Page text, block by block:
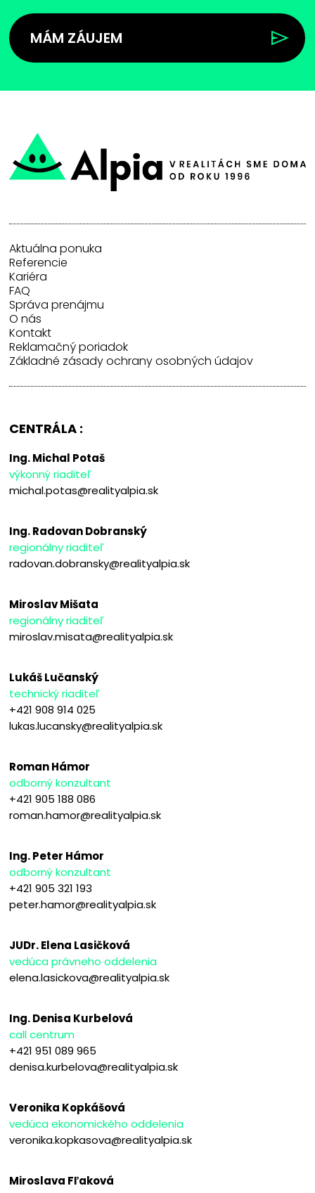
MÁM ZÁUJEM
Aktuálna ponuka
Referencie
Kariéra
FAQ
Správa prenájmu
O nás
Kontakt
Reklamačný poriadok
Základné zásady ochrany osobných údajov
CENTRÁLA :
Ing. Michal Potaš
výkonný riaditeľ
michal.potas@realityalpia.sk
Ing. Radovan Dobranský
regionálny riaditeľ
radovan.dobransky@realityalpia.sk
Miroslav Mišata
regionálny riaditeľ
miroslav.misata@realityalpia.sk
Lukáš Lučanský
technický riaditeľ
+421 908 914 025
lukas.lucansky@realityalpia.sk
Roman Hámor
odborný konzultant
+421 905 188 086
roman.hamor@realityalpia.sk
Ing. Peter Hámor
odborný konzultant
+421 905 321 193
peter.hamor@realityalpia.sk
JUDr. Elena Lasičková
vedúca právneho oddelenia
elena.lasickova@realityalpia.sk
Ing. Denisa Kurbelová
call centrum
+421 951 089 965
denisa.kurbelova@realityalpia.sk
Veronika Kopkášová
vedúca ekonomického oddelenia
veronika.kopkasova@realityalpia.sk
Miroslava Fľaková